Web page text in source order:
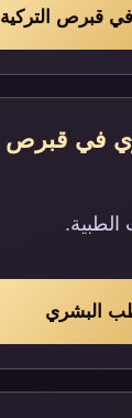
في قبرص التركية
في قبرص
البشري